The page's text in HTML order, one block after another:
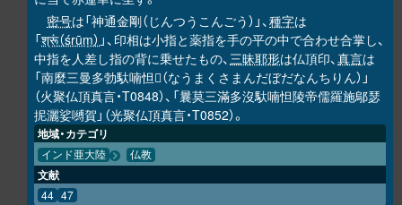
密号は「神通金剛（じんつうこんごう）」、種字は
「श्रूं（śrūṃ） 」、印相は小指と薬指を手の平の中で合わせ合掌し、
中指を人差し指の背に乗せたもの、三昧耶形は仏頂印、真言は
「南麼三曼多勃馱喃怛 𭌇 （なうまくさまんだぼだなんちりん）」
（火聚仏頂真言・T0848）、「曩莫三滿多沒馱喃怛陵帝儒羅施鄔瑟
抳灑娑嚩賀」（光聚仏頂真言・T0852）。
地域・カテゴリ
インド亜大陸 仏教
文献
44 47